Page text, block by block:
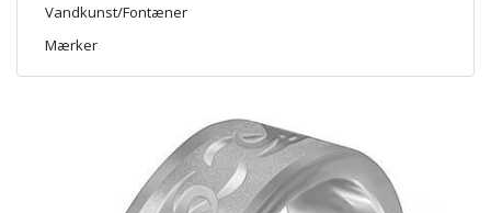
Vandkunst/Fontæner
Mærker